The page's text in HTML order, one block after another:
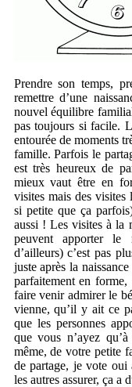
Prendre son temps,
remettre d’une
nouvel équilibre
pas toujours si facile.
entourée de moments
famille. Parfois le
est très heureux de
mieux vaut être en
visites mais des visites
si petite que ça
aussi ! Les visites à la
peuvent apporter le
d’ailleurs) c’est pas
juste après la
parfaitement en
faire venir admirer le
vienne, qu’il y ait ce
que les personnes
que vous n’ayez
même, de votre petite
de partage, je vote oui
les autres assurer, ça a